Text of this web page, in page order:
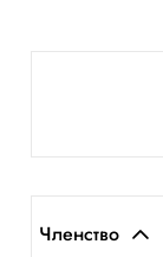
Членство